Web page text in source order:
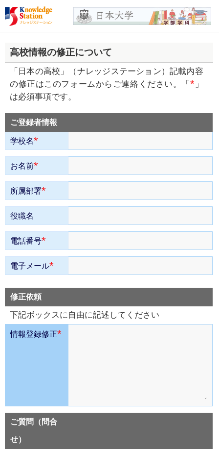
高校情報の修正について
「日本の高校」（ナレッジステーション）記載内容
の修正はこのフォームからご連絡ください。「* 」
は必須事項です。
ご登録者情報
学校名*
お名前*
所属部署*
役職名
電話番号*
電子メール*
修正依頼
下記ボックスに自由に記述してください
情報登録修正*
ご質問（問合
せ）